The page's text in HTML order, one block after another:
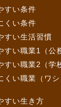
すい条件
くい条件
すい生活習慣
すい職業1（公
すい職業2（学
くい職業（ワ
すい生き方